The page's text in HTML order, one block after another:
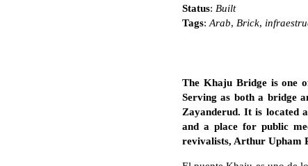
Status: Built
Tags: Arab, Brick,
The Khaju Bridge is one
Serving as both a bridge
Zayanderud. It is located
and a place for public
revivalists, Arthur Upham